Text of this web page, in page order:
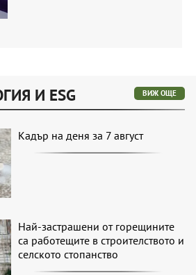
И ESG ВИЖ ОЩЕ
Кадър на деня за 7 август
Най-застрашени от горещините
са работещите в строителството и
селското стопанство